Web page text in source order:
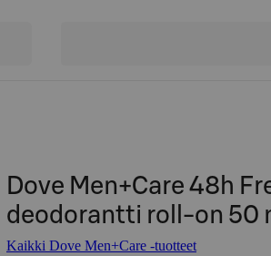
Dove Men+Care 48h
deodorantti roll-on 50
Kaikki Dove Men+Care -tuotteet